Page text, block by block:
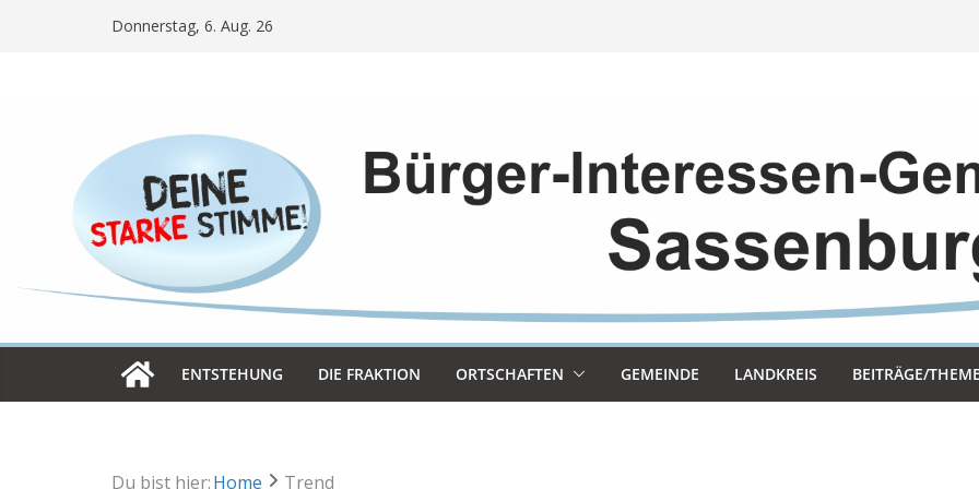
Donnerstag, 6. Aug. 26
ENT­STE­HUNG DIE FRAK­TION ORT­SCHAF­TEN GEMEINDE LAND­KREIS BEITRÄGE/
Du bist hier:Home Trend